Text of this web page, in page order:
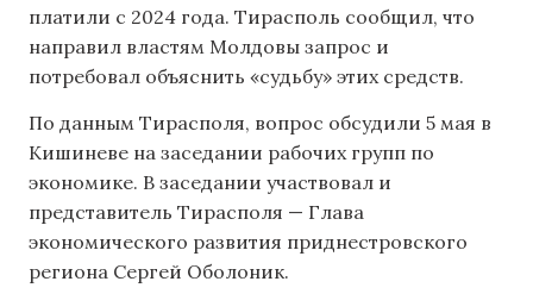
платили с 2024 года. Тирасполь сообщил, что
направил властям Молдовы запрос и
потребовал объяснить «судьбу» этих средств.
По данным Тирасполя, вопрос обсудили 5 мая в
Кишиневе на заседании рабочих групп по
экономике. В заседании участвовал и
представитель Тирасполя — Глава
экономического развития приднестровского
региона Сергей Оболоник.